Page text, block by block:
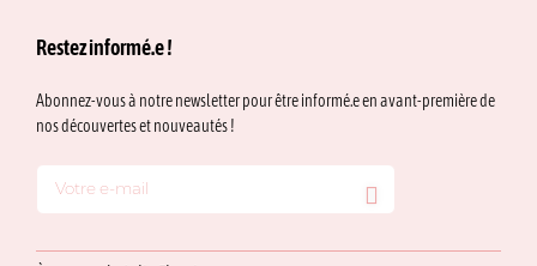
Restez informé.e !
Abonnez-vous à notre newsletter pour être informé.e en avant-première de
nos découvertes et nouveautés !